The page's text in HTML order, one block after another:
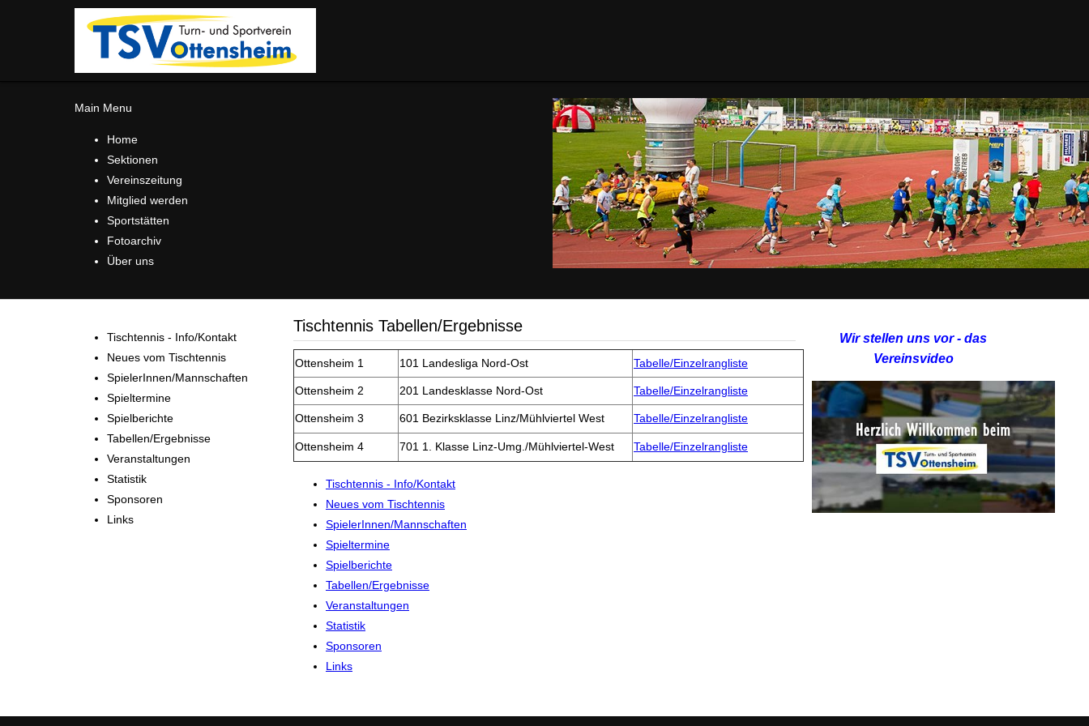
Main Menu
Home
Sektionen
Vereinszeitung
Mitglied werden
Sportstätten
Fotoarchiv
Über uns
Tischtennis - Info/Kontakt
Neues vom Tischtennis
SpielerInnen/Mannschaften
Spieltermine
Spielberichte
Tabellen/Ergebnisse
Veranstaltungen
Statistik
Sponsoren
Links
Tischtennis Tabellen/Ergebnisse
Ottensheim 1 101 Landesliga Nord-Ost Tabelle/Einzelrangliste
Ottensheim 2 201 Landesklasse Nord-Ost Tabelle/Einzelrangliste
Ottensheim 3 601 Bezirksklasse Linz/Mühlviertel West Tabelle/Einzelrangliste
Ottensheim 4 701 1. Klasse Linz-Umg./Mühlviertel-West Tabelle/Einzelrangliste
Tischtennis - Info/Kontakt
Neues vom Tischtennis
SpielerInnen/Mannschaften
Spieltermine
Spielberichte
Tabellen/Ergebnisse
Veranstaltungen
Statistik
Sponsoren
Links
Wir stellen uns vor - das
Vereinsvideo